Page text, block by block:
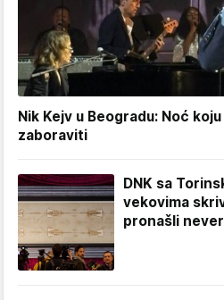
Nik Kejv u Beogradu: Noć
zaboraviti
DNK sa
vekovima
pronašli